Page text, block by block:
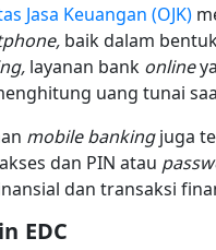
Jasa Keuangan (OJK)
baik dalam
layanan bank online
uang tunai
mobile bankingjuga
dan PIN atau
dan transaksi
EDC